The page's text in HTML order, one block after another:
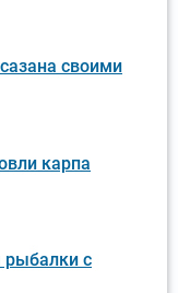
своими
карпа
рыбалки с